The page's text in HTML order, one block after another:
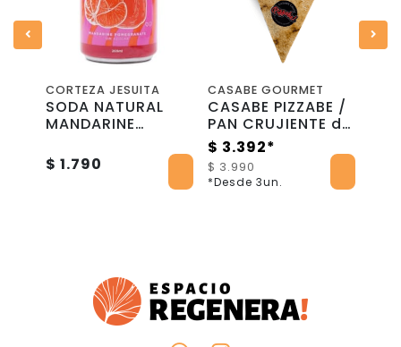
CORTEZA JESUITA
SODA NATURAL
MANDARINE
Azúcar - 269 ml -
Corteza Jesuita
$ 1.790
CASABE GOURMET
CASABE PIZZABE /
PAN CRUJIENTE de
YUCA - 240 gr -
Casabe Gourmet
$ 3.392*
$ 3.990
*Desde 3un.